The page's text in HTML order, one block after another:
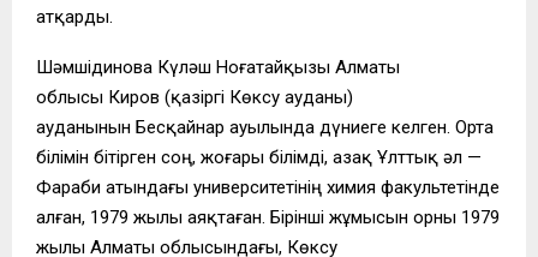
атқарды.
Шәмшідинова Күләш Ноғатайқызы Алматы
облысы Киров (қазіргі Көксу ауданы)
ауданынын Бесқайнар ауылында дүниеге келген. Орта
білімін бітірген соң, жоғары білімді, Қазақ Ұлттық әл —
Фараби атындағы университетінің химия факультетінде
алған, 1979 жылы аяқтаған. Бірінші жұмысын орны 1979
жылы Алматы облысындағы, Көксу